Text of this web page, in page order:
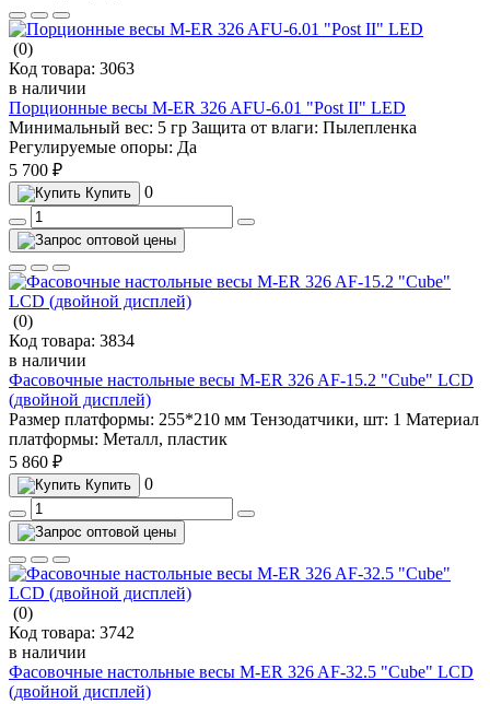
(0)
Код товара: 3063
в наличии
Порционные весы M-ER 326 AFU-6.01 "Post II" LED
Минимальный вес: 5 гр Защита от влаги: Пылепленка
Регулируемые опоры: Да
5 700 ₽
Купить 0
(0)
Код товара: 3834
в наличии
Фасовочные настольные весы M-ER 326 AF-15.2 "Cube" LCD
(двойной дисплей)
Размер платформы: 255*210 мм Тензодатчики, шт: 1 Материал
платформы: Металл, пластик
5 860 ₽
Купить 0
(0)
Код товара: 3742
в наличии
Фасовочные настольные весы M-ER 326 AF-32.5 "Cube" LCD
(двойной дисплей)